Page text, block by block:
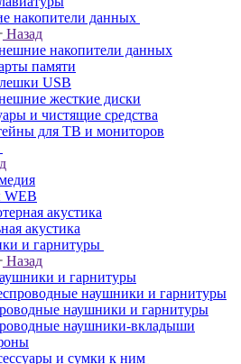
накопители данных
Назад
накопители данных
памяти
USB
жесткие диски
и чистящие средства
для ТВ и мониторов
WEB
акустика
акустика
и гарнитуры
Назад
и гарнитуры
наушники и гарнитуры
наушники и гарнитуры
наушники-вкладыши
и сумки к ним